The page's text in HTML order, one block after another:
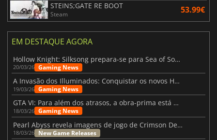
STEINS;GATE RE BOOT
Steam 53.99€
EM DESTAQUE AGORA
Hollow Knight: Silksong prepara-se para Sea of Sorrow com um patch
20/03/26 Gaming News
A Invasão dos Illuminados: Conquistar os novos Helldivers 2 Atualização!
19/03/26 Gaming News
GTA VI: Para além dos atrasos, a obra-prima está quase a chegar
18/03/26 Gaming News
Pearl Abyss revela imagens de jogo de Crimson Desert para a PS5
18/03/26 New Game Releases